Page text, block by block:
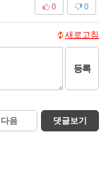
0
0
새로고침
등록
다음 댓글보기